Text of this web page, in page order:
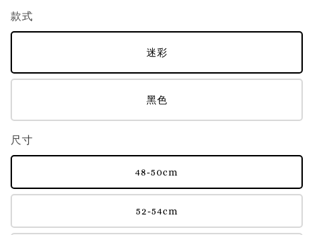
款式
迷彩
黑色
尺寸
48-50cm
52-54cm